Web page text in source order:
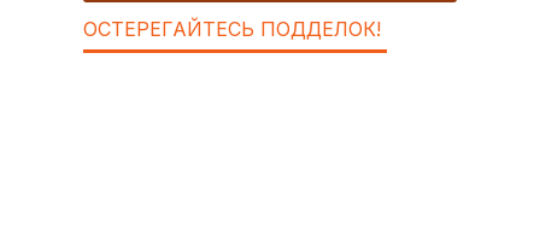
ОСТЕРЕГАЙТЕСЬ ПОДДЕЛОК!